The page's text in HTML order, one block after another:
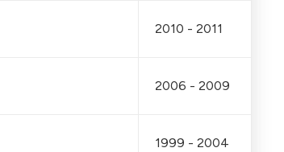
2010 - 2011
2006 - 2009
1999 - 2004